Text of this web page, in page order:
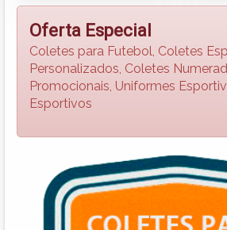
Oferta Especial
Coletes para Futebol, Coletes
Personalizados, Coletes
Promocionais, Uniformes
Esportivos